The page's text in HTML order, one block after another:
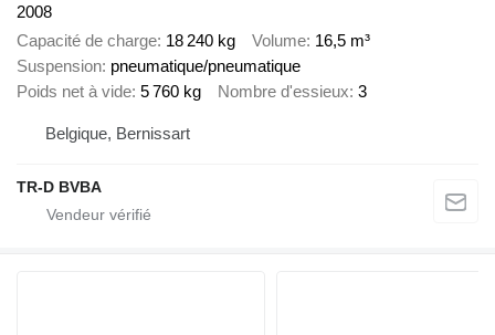
2008
Capacité de charge 18 240 kg Volume 16,5 m³
Suspension pneumatique/pneumatique
Poids net à vide 5 760 kg Nombre d'essieux 3
Belgique, Bernissart
TR-D BVBA